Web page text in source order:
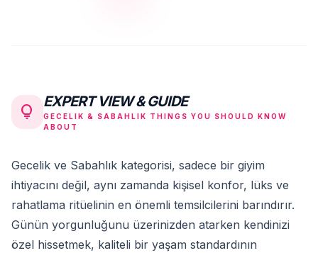
lightbulb
EXPERT VIEW & GUIDE
GECELIK & SABAHLIK THINGS YOU SHOULD KNOW
ABOUT
Gecelik ve Sabahlık kategorisi, sadece bir giyim
ihtiyacını değil, aynı zamanda kişisel konfor, lüks ve
rahatlama ritüelinin en önemli temsilcilerini barındırır.
Günün yorgunluğunu üzerinizden atarken kendinizi
özel hissetmek, kaliteli bir yaşam standardının